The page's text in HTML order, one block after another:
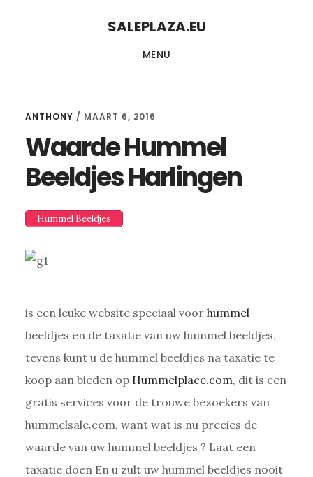
SALEPLAZA.EU
MENU
ANTHONY / MAART 6, 2016
Waarde Hummel
Beeldjes Harlingen
Hummel Beeldjes
is een leuke website speciaal voor hummel
beeldjes en de taxatie van uw hummel beeldjes,
tevens kunt u de hummel beeldjes na taxatie te
koop aan bieden op Hummelplace.com, dit is een
gratis services voor de trouwe bezoekers van
hummelsale.com, want wat is nu precies de
waarde van uw hummel beeldjes ? Laat een
taxatie doen En u zult uw hummel beeldjes nooit